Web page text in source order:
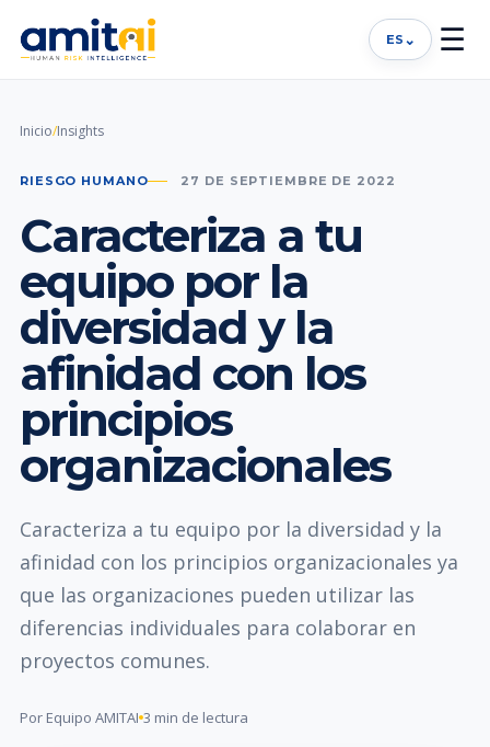
ES ⌄ ☰
Inicio/Insights
RIESGO HUMANO 27 DE SEPTIEMBRE DE 2022
Caracteriza a tu
equipo por la
diversidad y la
afinidad con los
principios
organizacionales
Caracteriza a tu equipo por la diversidad y la
afinidad con los principios organizacionales ya
que las organizaciones pueden utilizar las
diferencias individuales para colaborar en
proyectos comunes.
Por Equipo AMITAI 3 min de lectura